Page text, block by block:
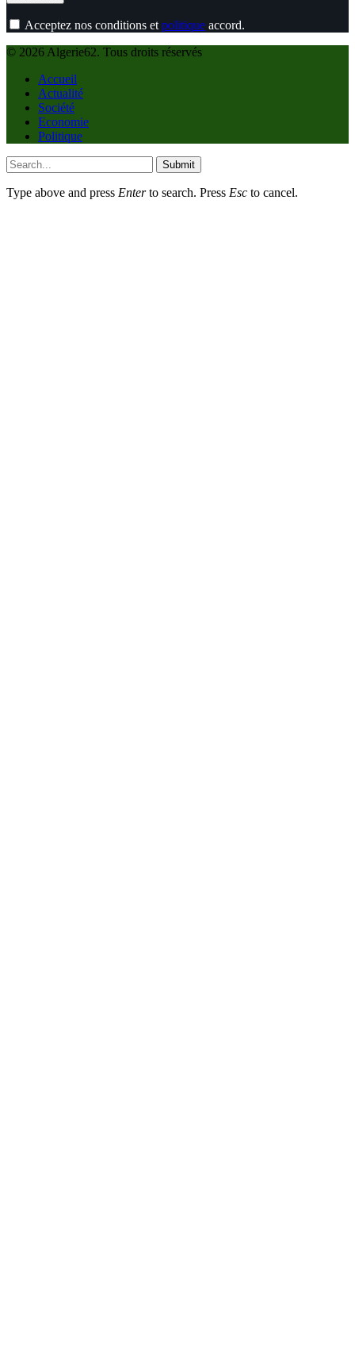
Acceptez nos conditions et politique accord.
© 2026 Algerie62. Tous droits réservés
Accueil
Actualité
Société
Economie
Politique
Submit
Type above and press Enterto search. Press Esc to cancel.